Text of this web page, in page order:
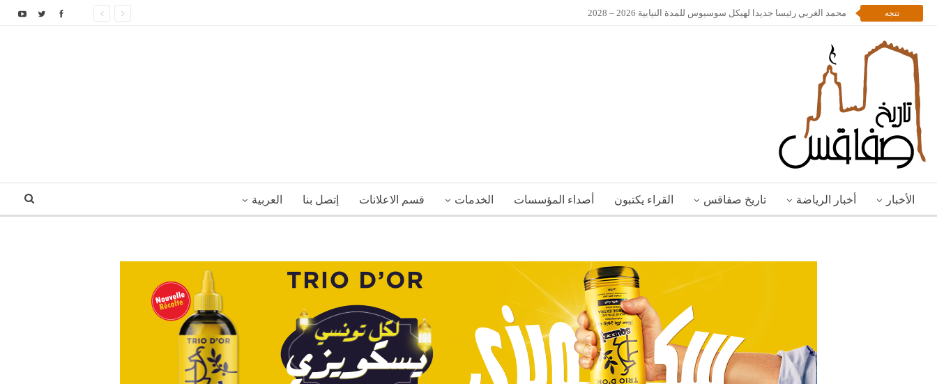
تتجه محمد الغربي رئيسا جديدا لهيكل سوسيوس للمدة النيابية 2026 – 2028
الأخبار أخبار الرياضة تاريخ صفاقس القراء يكتبون أصداء المؤسسات الخدمات قسم الاعلانات إتصل بنا العربية